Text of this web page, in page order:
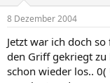
l
e
r
t
a
8 Dezember 2004
Jetzt war ich doch
den Griff gekriegt zu
schon wieder los..